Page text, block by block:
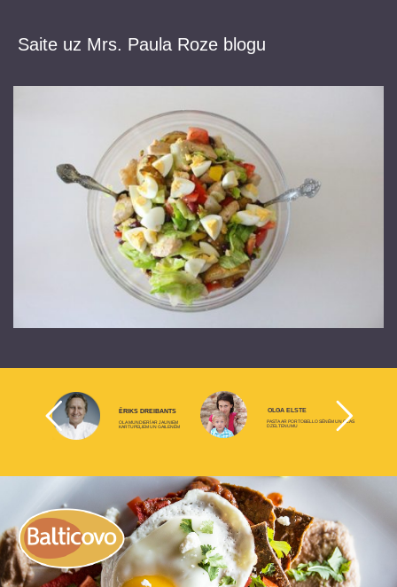
Saite uz Mrs. Paula Roze blogu
OLGA ELSTE
PASTA AR PORTOBELLO SĒNĒM UN OLAS
DZELTENUMU
ĒRIKS DREIBANTS
OLA MUNDIERĪ AR JAUNIEM
KARTUPEĻIEM UN GAILENĒM